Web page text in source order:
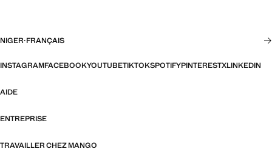
NIGER·FRANÇAIS
INSTAGRAMFACEBOOKYOUTUBETIKTOKSPOTIFYPINTERESTXLINKEDIN
AIDE
ENTREPRISE
TRAVAILLER CHEZ MANGO